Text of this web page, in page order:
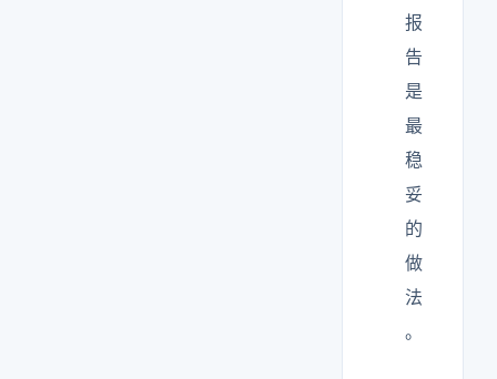
报
告
是
最
稳
妥
的
做
法
。